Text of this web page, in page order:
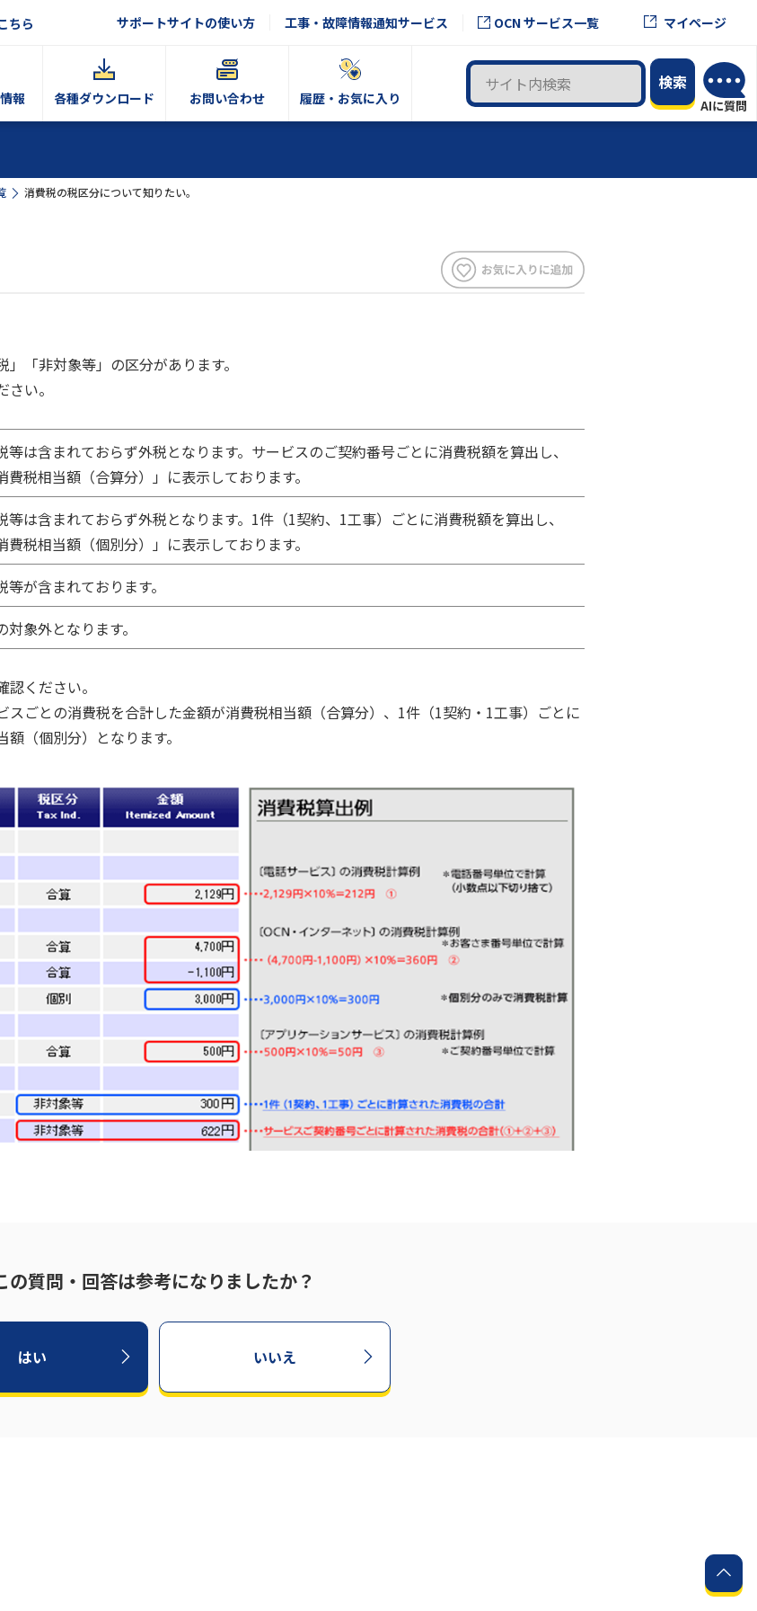
ちら サポートサイトの使い方 工事・故障情報通知サービス OCN サービス一覧 マイページ
報 各種ダウンロード お問い合わせ 履歴・お気に入り
消費税の税区分について知りたい。
「非対象等」の区分があります。
い。
等は含まれておらず外税となります。サービスのご契約番号ごとに消費税額を算出し、
税相当額（合算分）」に表示しております。
等は含まれておらず外税となります。1件（1契約、1工事）ごとに消費税額を算出し、
税相当額（個別分）」に表示しております。
が含まれております。
象外となります。
ください。
ごとの消費税を合計した金額が消費税相当額（合算分）、1件（1契約・1工事）ごとに
（個別分）となります。
の質問・回答は参考になりましたか？
はい いいえ